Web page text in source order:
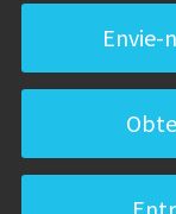
Envie-